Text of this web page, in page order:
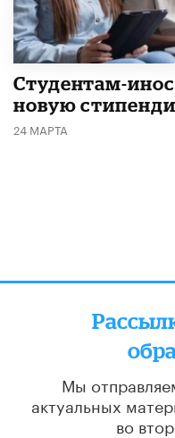
Студентам-
новую
24 МАРТА
Мы
актуальных
во